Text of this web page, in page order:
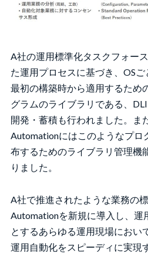
A社の運用標準化タスクフォー
た運用プロセスに基づき、OS
最初の構築時から適用するため
グラムのライブラリである、
開発・蓄積も行われました。ま
Automationにはこのようなプロ
布するためのライブラリ管理機
りました。
A社で推進されたような業務の
Automationを新規に導入し、運
とするあらゆる運用現場におい
運用自動化をスピーディに実現